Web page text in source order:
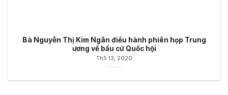
Bà Nguyễn Thị Kim Ngân điều hành phiên họp Trung
ương về bầu cử Quốc hội
Th5 13, 2020